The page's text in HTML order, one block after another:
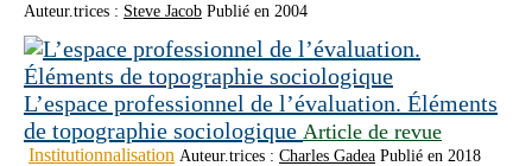
Auteur.trices : Steve Jacob Publié en 2004
L’espace professionnel de l’évaluation. Éléments
de topographie sociologique Article de revue
Institutionnalisation Auteur.trices : Charles Gadea Publié en 2018